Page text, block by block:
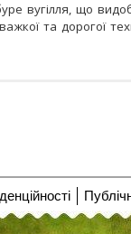
вугілля, що
та дорогої